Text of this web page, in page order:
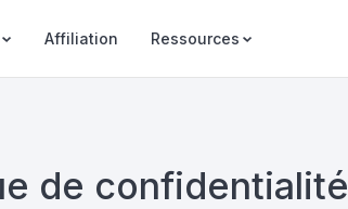
Affiliation Ressources
de confidentialité